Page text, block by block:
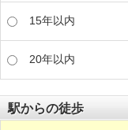
15年以内
20年以内
駅からの徒歩